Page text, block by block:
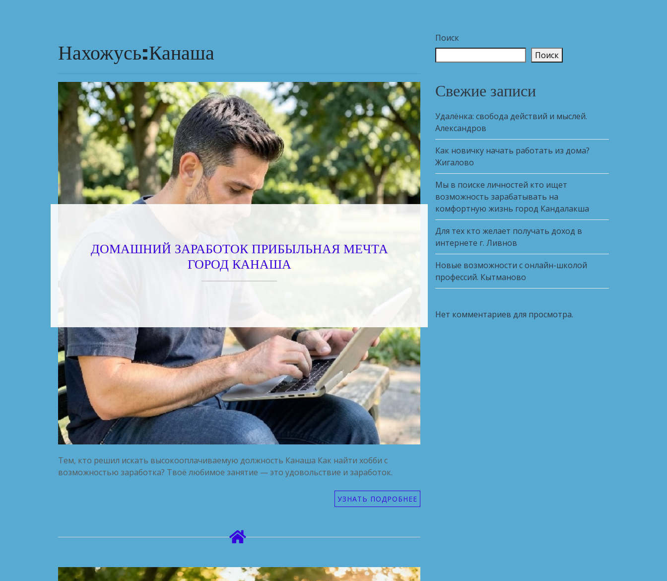
Нахожусь:Канаша
ДОМАШНИЙ ЗАРАБОТОК ПРИБЫЛЬНАЯ МЕЧТА
ГОРОД КАНАША
Тем, кто решил искать высокооплачиваемую должность Канаша Как найти хобби с
возможностью заработка? Твоё любимое занятие — это удовольствие и заработок.
УЗНАТЬ ПОДРОБНЕЕ
Поиск
Поиск
Свежие записи
Удалёнка: свобода действий и мыслей.
Александров
Как новичку начать работать из дома?
Жигалово
Мы в поиске личностей кто ищет
возможность зарабатывать на
комфортную жизнь город Кандалакша
Для тех кто желает получать доход в
интернете г. Ливнов
Новые возможности с онлайн-школой
профессий. Кытманово
Нет комментариев для просмотра.